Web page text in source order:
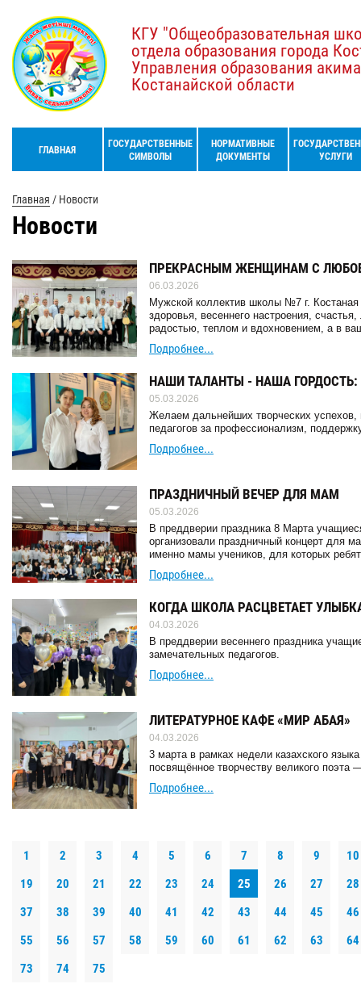
КГУ "Общеобразовательная
отдела образования города
Управления образования
Костанайской области
ГЛАВНАЯ
ГОСУДАРСТВЕННЫЕ
СИМВОЛЫ
НОРМАТИВНЫЕ
ДОКУМЕНТЫ
УСЛУГИ
Главная / Новости
Новости
ПРЕКРАСНЫМ ЖЕНЩИНАМ С
06.03.2026
Мужской коллектив школы №7 г.
здоровья, весеннего настроения,
радостью, теплом и вдохновением, а в
Подробнее...
НАШИ ТАЛАНТЫ - НАША
05.03.2026
Желаем дальнейших творческих
педагогов за профессионализм,
Подробнее...
ПРАЗДНИЧНЫЙ ВЕЧЕР ДЛЯ МАМ
05.03.2026
В преддверии праздника 8 Марта
организовали праздничный концерт для
именно мамы учеников, для которых
Подробнее...
КОГДА ШКОЛА РАСЦВЕТАЕТ
04.03.2026
В преддверии весеннего праздника
замечательных педагогов.
Подробнее...
ЛИТЕРАТУРНОЕ КАФЕ «МИР АБАЯ»
04.03.2026
3 марта в рамках недели казахского
посвящённое творчеству великого
Подробнее...
1 2 3 4 5 6 7 8 9
10
19
20 21 22 23 24 25 26 27
28
37
38 39 40 41 42 43 44 45
46
55
56 57 58 59 60 61 62 63
64
73
74 75